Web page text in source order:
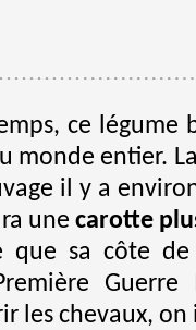
ce légume
monde entier.
il y a
une carotte
que sa côte
les chevaux,